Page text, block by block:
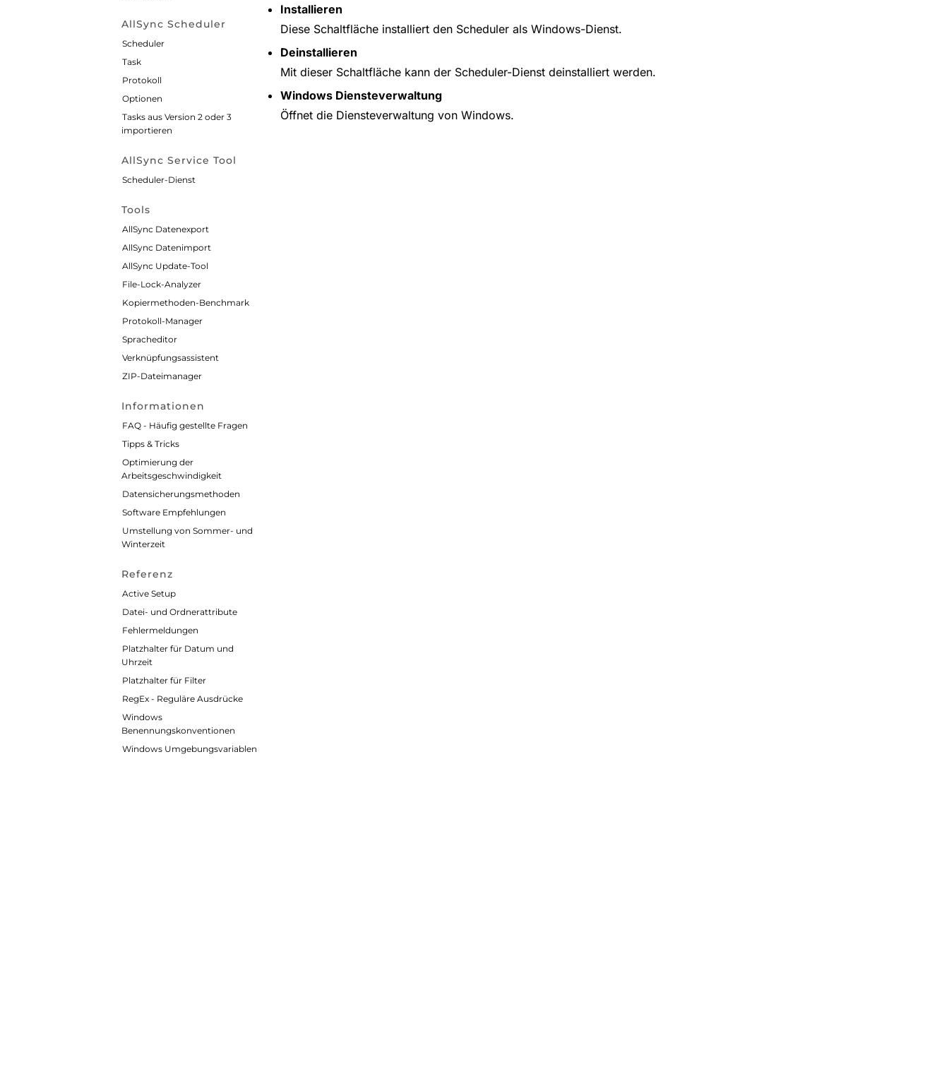
AllSync Scheduler
Scheduler
Task
Protokoll
Optionen
Tasks aus Version 2 oder 3
importieren
AllSync Service Tool
Scheduler-Dienst
Tools
AllSync Datenexport
AllSync Datenimport
AllSync Update-Tool
File-Lock-Analyzer
Kopiermethoden-Benchmark
Protokoll-Manager
Spracheditor
Verknüpfungsassistent
ZIP-Dateimanager
Informationen
FAQ - Häufig gestellte Fragen
Tipps & Tricks
Optimierung der
Arbeitsgeschwindigkeit
Datensicherungsmethoden
Software Empfehlungen
Umstellung von Sommer- und
Winterzeit
Referenz
Active Setup
Datei- und Ordnerattribute
Fehlermeldungen
Platzhalter für Datum und
Uhrzeit
Platzhalter für Filter
RegEx - Reguläre Ausdrücke
Windows
Benennungskonventionen
Windows Umgebungsvariablen
Installieren
Diese Schaltfläche installiert den Scheduler als Windows-Dienst.
Deinstallieren
Mit dieser Schaltfläche kann der Scheduler-Dienst deinstalliert werden.
Windows Diensteverwaltung
Öffnet die Diensteverwaltung von Windows.